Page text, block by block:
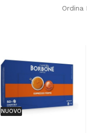
Ordina
NUOVO